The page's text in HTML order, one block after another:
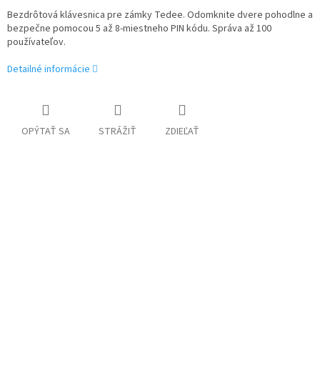
Bezdrôtová klávesnica pre zámky Tedee. Odomknite dvere pohodlne a
bezpečne pomocou 5 až 8-miestneho PIN kódu. Správa až 100
používateľov.
Detailné informácie
OPÝTAŤ SA STRÁŽIŤ ZDIEĽAŤ